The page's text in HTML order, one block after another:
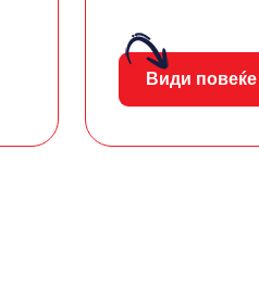
Види повеќе